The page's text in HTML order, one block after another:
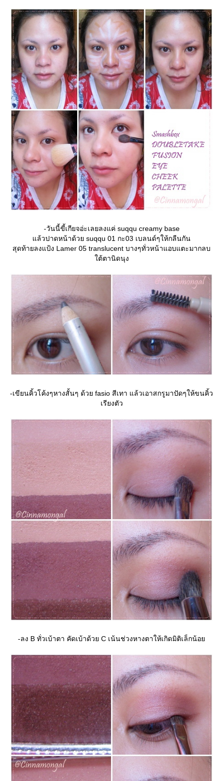
-วันนี้ขี้เกียจอ่ะเลยลงแค่ suqqu creamy base
ล้วปาดหน้าด้วย suqqu 01 กะ03 เบลนด์ๆให้กลืนกัน
สุดท้ายลงแป้ง Lamer 05 translucent บางๆทั่วหน้าแอบแตะมากลบ
ต้ตานิดนุง
-เขียนคิ้วโค้งๆหางสั้นๆ ด้วย fasio สีเทา แล้วเอาสกรูมาปัดๆให้ขนคิ้ว
เรียงตัว
-ลง B ทั่วเบ้าตา คัดเบ้าด้วย C เน้นช่วงหางตาให้เกิดมิติเล็กน้อ